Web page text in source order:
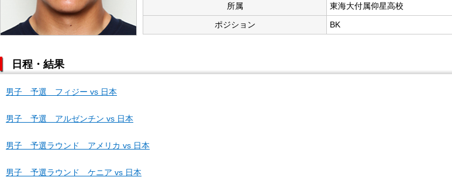
所属
東海大付属仰星高校
ポジション
BK
日程・結果
男子 予選 フィジー vs 日本
男子 予選 アルゼンチン vs 日本
男子 予選ラウンド アメリカ vs 日本
男子 予選ラウンド ケニア vs 日本